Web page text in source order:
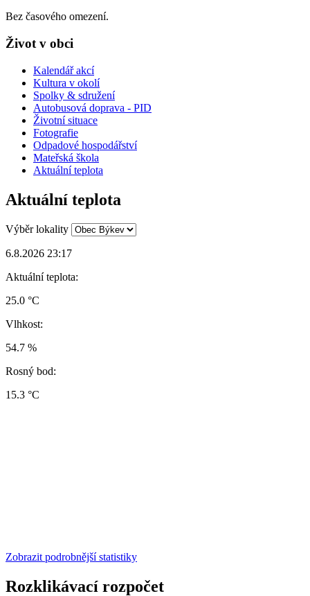
Bez časového omezení.
Život v obci
Kalendář akcí
Kultura v okolí
Spolky & sdružení
Autobusová doprava - PID
Životní situace
Fotografie
Odpadové hospodářství
Mateřská škola
Aktuální teplota
Aktuální teplota
Výběr lokality
6.8.2026 23:17
Aktuální teplota:
25.0 °C
Vlhkost:
54.7 %
Rosný bod:
15.3 °C
Zobrazit podrobnější statistiky
Rozklikávací rozpočet